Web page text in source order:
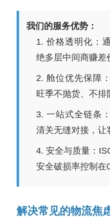
我们的服务优势：
1. 价格透明化：
绝多层中间商赚差
2. 舱位优先保障
旺季不抛货、不排
3. 一站式全链条
清关无缝对接，让
4. 安全与质量：
安全破损率控制在
解决常见的物流焦